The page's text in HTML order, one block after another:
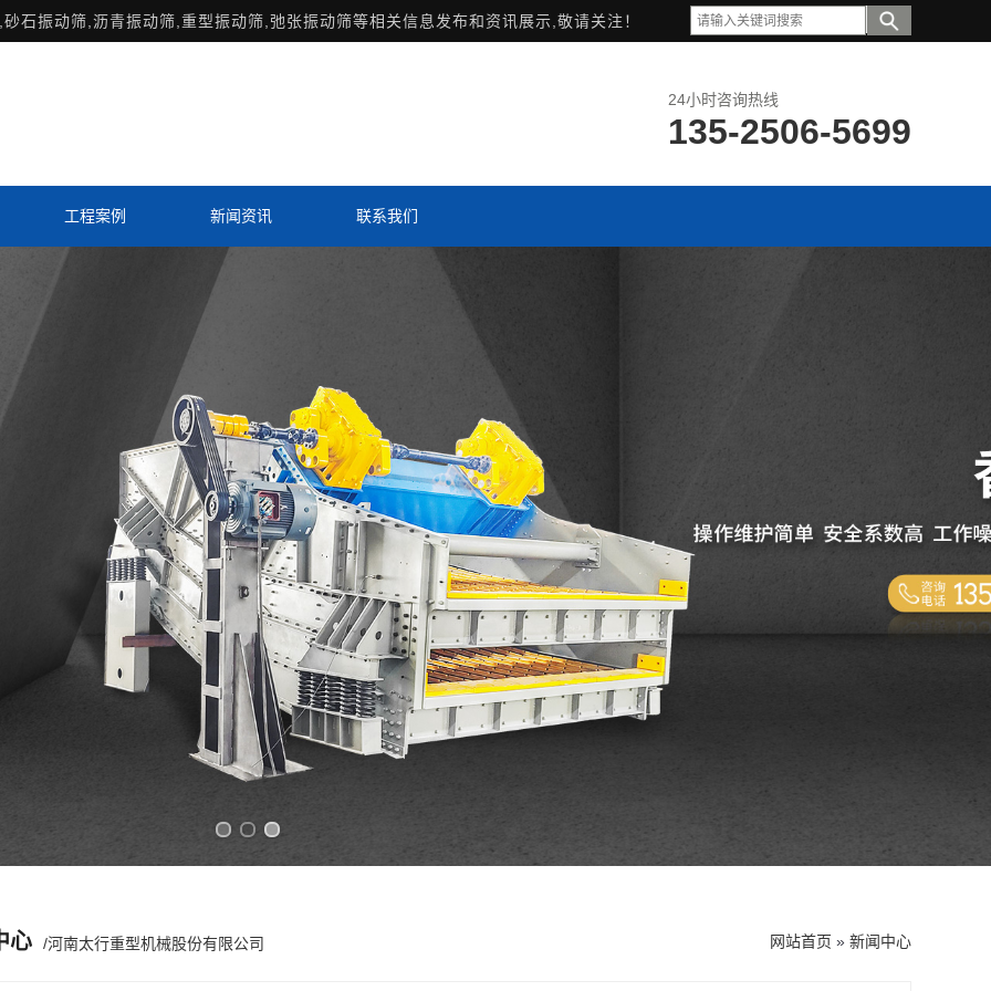
,砂石振动筛,沥青振动筛,重型振动筛,弛张振动筛等相关信息发布和资讯展示,敬请关注！
24小时咨询热线
135-2506-5699
工程案例 新闻资讯 联系我们
心 /河南太行重型机械股份有限公司 网站首页 » 新闻中心